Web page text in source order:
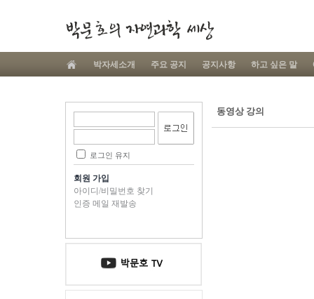
박자세소개 주요 공지 공지사항 하고 싶은 말
로그인 유지
회원 가입
아이디/비밀번호 찾기
인증 메일 재발송
동영상 강의